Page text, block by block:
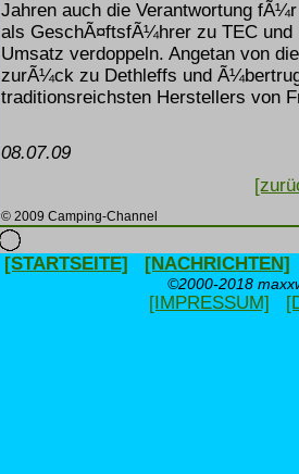
Jahren auch die Verantwortung
als GeschÃ¤ftsfÃ¼hrer zu TEC und
Umsatz verdoppeln. Angetan von
zurÃ¼ck zu Dethleffs und
traditionsreichsten Herstellers von
08.07.09
© 2009 Camping-Channel
[STARTSEITE] [NACHRICHTEN]
©2000-2018
[IMPRESSUM]